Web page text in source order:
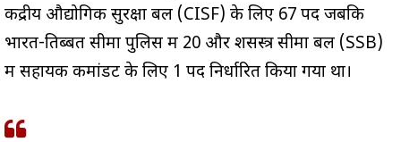
केंद्रीय औद्योगिक सुरक्षा बल (CISF) के लिए 67 पद जबकि
भारत-तिब्बत सीमा पुलिस में 20 और शसस्त्र सीमा बल (SSB)
में सहायक कमांडेंट के लिए 1 पद निर्धारित किया गया था।